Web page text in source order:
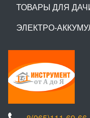
ТОВАРЫ ДЛЯ
ЭЛЕКТРО-